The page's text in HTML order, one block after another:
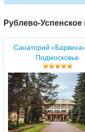
Рублево-Успенское
Санаторий
Подмосковье